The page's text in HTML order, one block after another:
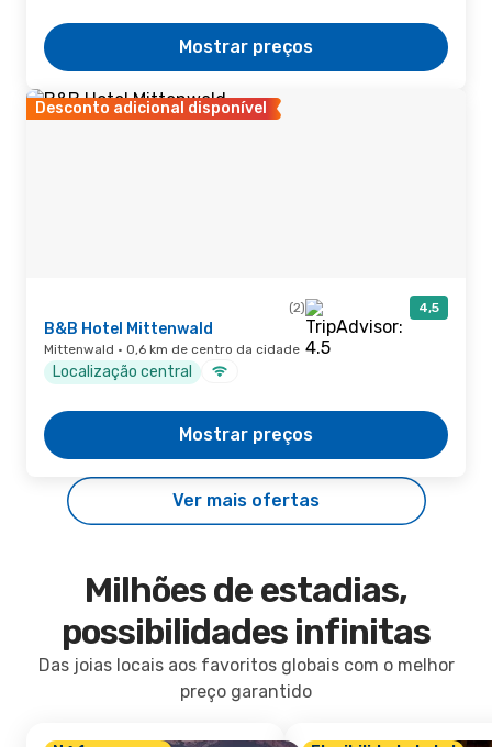
Mostrar preços
Desconto adicional disponível
(2) 4,5
B&B Hotel Mittenwald
Mittenwald · 0,6 km de centro da cidade
Localização central
Mostrar preços
Ver mais ofertas
Milhões de estadias,
possibilidades infinitas
Das joias locais aos favoritos globais com o melhor
preço garantido